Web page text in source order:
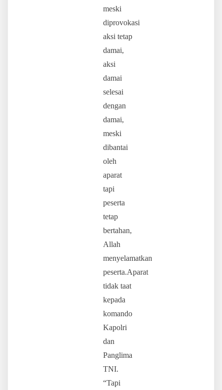
meski
diprovokasi
aksi tetap
damai,
aksi
damai
selesai
dengan
damai,
meski
dibantai
oleh
aparat
tapi
peserta
tetap
bertahan,
Allah
menyelamatkan
peserta.Aparat
tidak taat
kepada
komando
Kapolri
dan
Panglima
TNI.
“Tapi